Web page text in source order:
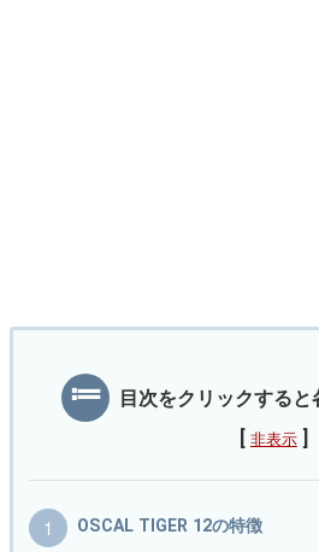
目次をクリックする
非表示
OSCAL TIGER 12の特徴